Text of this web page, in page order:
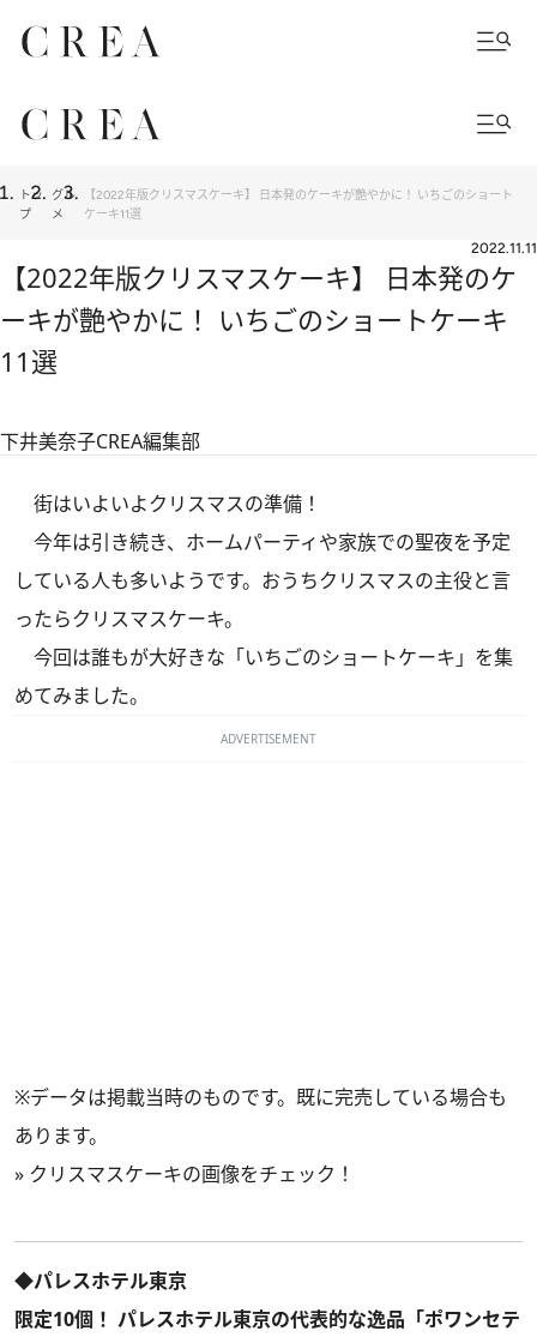
トッ
プ
グル
メ
【2022年版クリスマスケーキ】 日本発のケーキが艶やかに！ いちごのショート
ケーキ11選
2022.11.11
【2022年版クリスマスケーキ】 日本発のケ
ーキが艶やかに！ いちごのショートケーキ
11選
下井美奈子CREA編集部
街はいよいよクリスマスの準備！
今年は引き続き、ホームパーティや家族での聖夜を予定
している人も多いようです。おうちクリスマスの主役と言
ったらクリスマスケーキ。
今回は誰もが大好きな「いちごのショートケーキ」を集
めてみました。
ADVERTISEMENT
※データは掲載当時のものです。既に完売している場合も
あります。
» クリスマスケーキの画像をチェック！
◆パレスホテル東京
限定10個！ パレスホテル東京の代表的な逸品「ポワンセテ